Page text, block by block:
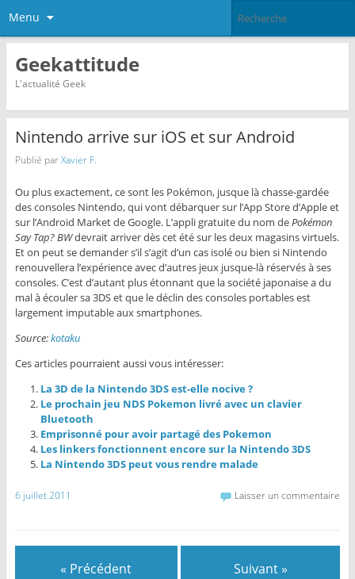
Menu
Geekattitude
L'actualité Geek
Nintendo arrive sur iOS et sur Android
Publié parXavier F.
Ou plus exactement, ce sont les Pokémon, jusque là chasse-gardée
des consoles Nintendo, qui vont débarquer sur l’App Store d’Apple et
sur l’Android Market de Google. L’appli gratuite du nom dePokémon
Say Tap? BWdevrait arriver dès cet été sur les deux magasins virtuels.
Et on peut se demander s’il s’agit d’un cas isolé ou bien si Nintendo
renouvellera l’expérience avec d’autres jeux jusque-là réservés à ses
consoles. C’est d’autant plus étonnant que la société japonaise a du
mal à écouler sa 3DS et que le déclin des consoles portables est
largement imputable aux smartphones.
Source:kotaku
Ces articles pourraient aussi vous intéresser:
La 3D de la Nintendo 3DS est-elle nocive ?
Le prochain jeu NDS Pokemon livré avec un clavier
Bluetooth
Emprisonné pour avoir partagé des Pokemon
Les linkers fonctionnent encore sur la Nintendo 3DS
La Nintendo 3DS peut vous rendre malade
6 juillet 2011 Laisser un commentaire
« Précédent Suivant »